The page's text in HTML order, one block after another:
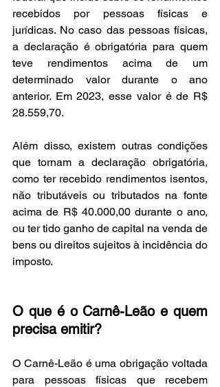
recebidos por pessoas físicas e
jurídicas. No caso das pessoas físicas,
a declaração é obrigatória para quem
teve rendimentos acima de um
determinado valor durante o ano
anterior. Em 2023, esse valor é de R$
28.559,70.
Além disso, existem outras condições
que tornam a declaração obrigatória,
como ter recebido rendimentos isentos,
não tributáveis ou tributados na fonte
acima de R$ 40.000,00 durante o ano,
ou ter tido ganho de capital na venda de
bens ou direitos sujeitos à incidência do
imposto.
O que é o Carnê-Leão e quem
precisa emitir?
O Carnê-Leão é uma obrigação voltada
para pessoas físicas que recebem